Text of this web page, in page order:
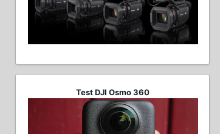
Test DJI Osmo 360